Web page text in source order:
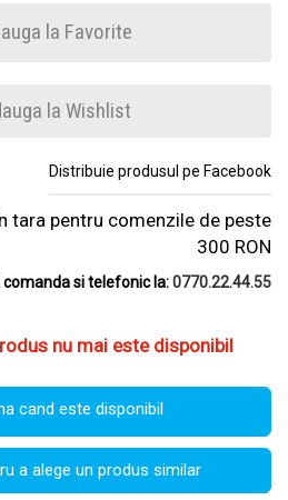
la Favorite
la Wishlist
Distribuie produsul pe Facebook
tara pentru comenzile de peste
300 RON
comanda si telefonic la:0770.22.44.55
nu mai este disponibil
cand este disponibil
a alege un produs similar